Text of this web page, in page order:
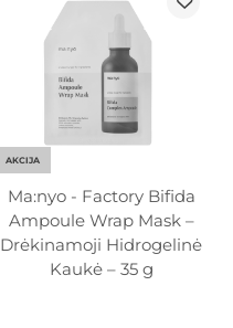
AKCIJA
Ma:nyo - Factory Bifida
Ampoule Wrap Mask –
Drėkinamoji Hidrogelinė
Kaukė – 35 g